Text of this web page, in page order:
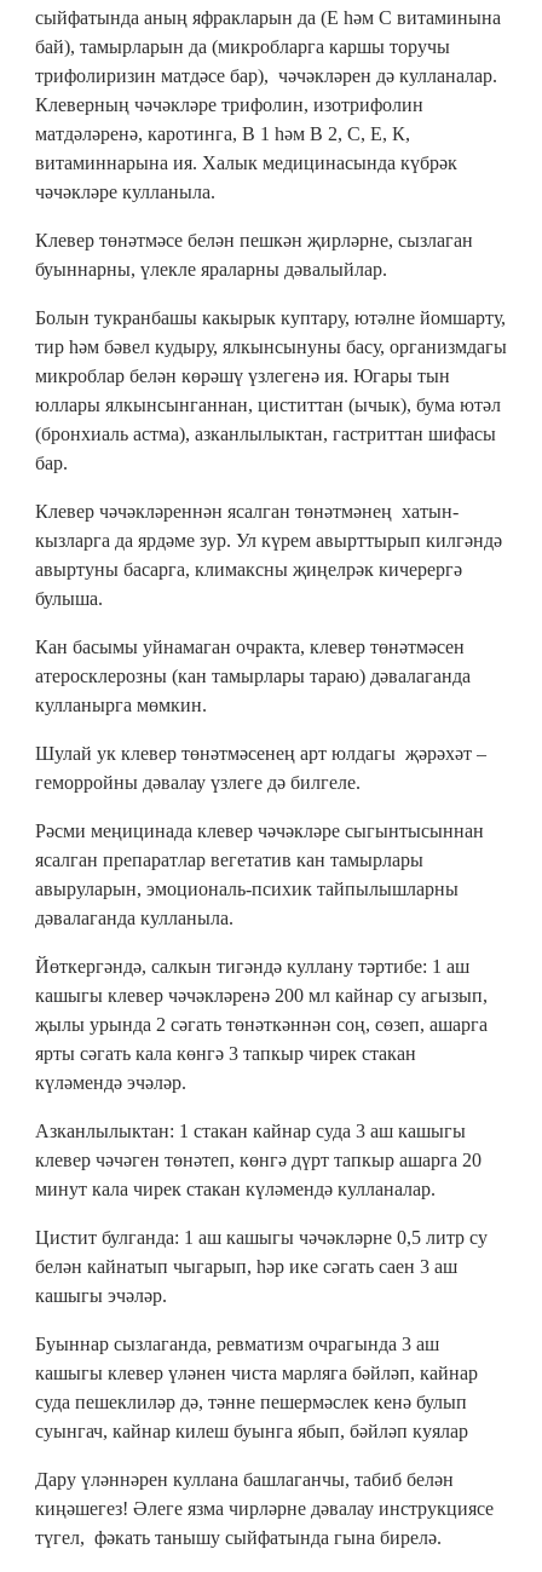
сыйфатында аның яфракларын да (Е һәм С витаминына
бай), тамырларын да (микробларга каршы торучы
трифолиризин матдәсе бар), чәчәкләрен дә кулланалар.
Клеверның чәчәкләре трифолин, изотрифолин
матдәләренә, каротинга, В 1 һәм В 2, С, Е, К,
витаминнарына ия. Халык медицинасында күбрәк
чәчәкләре кулланыла.
Клевер төнәтмәсе белән пешкән җирләрне, сызлаган
буыннарны, үлекле яраларны дәвалыйлар.
Болын тукранбашы какырык куптару, ютәлне йомшарту,
тир һәм бәвел кудыру, ялкынсынуны басу, организмдагы
микроблар белән көрәшү үзлегенә ия. Югары тын
юллары ялкынсынганнан, циститтан (ычык), бума ютәл
(бронхиаль астма), азканлылыктан, гастриттан шифасы
бар.
Клевер чәчәкләреннән ясалган төнәтмәнең хатын-
кызларга да ярдәме зур. Ул күрем авырттырып килгәндә
авыртуны басарга, климаксны җиңелрәк кичерергә
булыша.
Кан басымы уйнамаган очракта, клевер төнәтмәсен
атеросклерозны (кан тамырлары тараю) дәвалаганда
кулланырга мөмкин.
Шулай ук клевер төнәтмәсенең арт юлдагы җәрәхәт –
геморройны дәвалау үзлеге дә билгеле.
Рәсми меңицинада клевер чәчәкләре сыгынтысыннан
ясалган препаратлар вегетатив кан тамырлары
авыруларын, эмоциональ-психик тайпылышларны
дәвалаганда кулланыла.
Йөткергәндә, салкын тигәндә куллану тәртибе: 1 аш
кашыгы клевер чәчәкләренә 200 мл кайнар су агызып,
җылы урында 2 сәгать төнәткәннән соң, сөзеп, ашарга
ярты сәгать кала көнгә 3 тапкыр чирек стакан
күләмендә эчәләр.
Азканлылыктан: 1 стакан кайнар суда 3 аш кашыгы
клевер чәчәген төнәтеп, көнгә дүрт тапкыр ашарга 20
минут кала чирек стакан күләмендә кулланалар.
Цистит булганда: 1 аш кашыгы чәчәкләрне 0,5 литр су
белән кайнатып чыгарып, һәр ике сәгать саен 3 аш
кашыгы эчәләр.
Буыннар сызлаганда, ревматизм очрагында 3 аш
кашыгы клевер үләнен чиста марляга бәйләп, кайнар
суда пешеклиләр дә, тәнне пешермәслек кенә булып
суынгач, кайнар килеш буынга ябып, бәйләп куялар
Дару үләннәрен куллана башлаганчы, табиб белән
киңәшегез! Әлеге язма чирләрне дәвалау инструкциясе
түгел, фәкать танышу сыйфатында гына бирелә.